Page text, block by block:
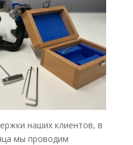
наших клиентов, в
мы проводим